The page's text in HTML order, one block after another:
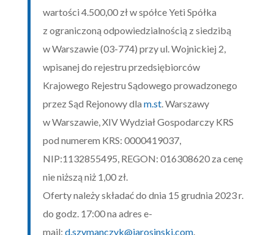
wartości 4.500,00 zł w spółce Yeti Spółka
z ograniczoną odpowiedzialnością z siedzibą
w Warszawie (03-774) przy ul. Wojnickiej 2,
wpisanej do rejestru przedsiębiorców
Krajowego Rejestru Sądowego prowadzonego
przez Sąd Rejonowy dla m.st. Warszawy
w Warszawie, XIV Wydział Gospodarczy KRS
pod numerem KRS: 0000419037,
NIP:1132855495, REGON: 016308620 za cenę
nie niższą niż 1,00 zł.
Oferty należy składać do dnia 15 grudnia 2023 r.
do godz. 17:00 na adres e-
mail: d.szymanczyk@jarosinski.com.